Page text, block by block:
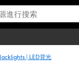
| LED背光